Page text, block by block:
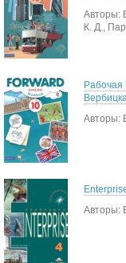
Авторы:
К. Д.,
Рабочая
Авторы:
Авторы: